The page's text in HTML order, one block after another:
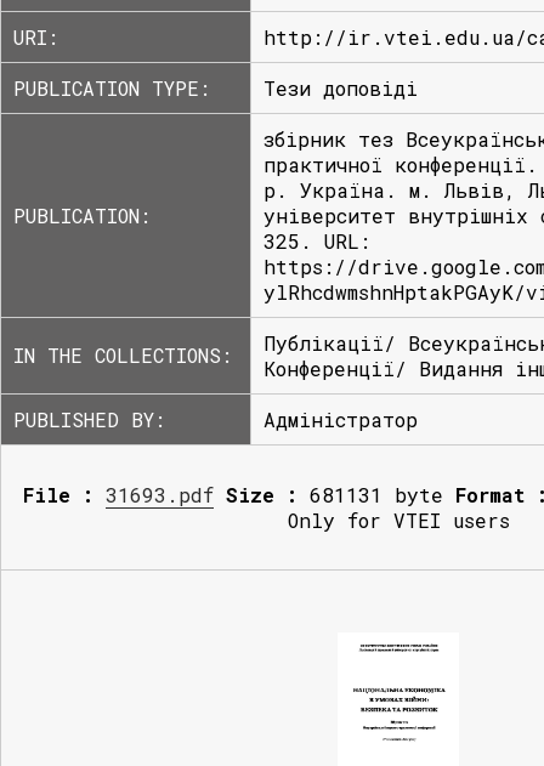
URI:
http://ir.vtei.edu.ua/
PUBLICATION TYPE:
Тези доповіді
PUBLICATION:
збірник тез
практичної
р. Україна. м. Львів,
університет
325. URL:
https://
ylRhcdwmshnHptakPGAyK/
IN THE COLLECTIONS:
Публікації/
Конференції/ Видання
PUBLISHED BY:
Адміністратор
File : 31693.pdf Size : 681131 byte Format
Only for VTEI users